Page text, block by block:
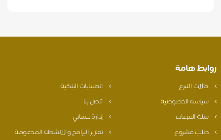
روابط هامة
حالات التبرع
الحسابات البنكية
سياسة الخصوصية
اتصل بنا
سلة التبرعات
إدارة حسابي
طلب مشروع
تقارير البرامج والانشطة المدعومة